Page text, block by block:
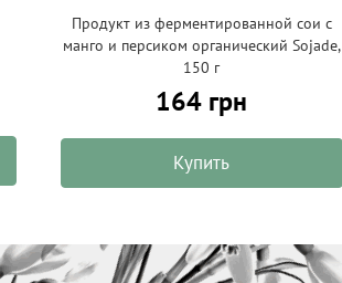
Продукт из ферментированной сои с
манго и персиком органический Sojade,
150 г
164 грн
Купить